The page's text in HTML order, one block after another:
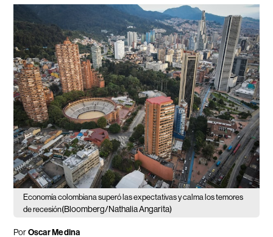
Economía colombiana superó las expectativas y calma los temores
de recesión(Bloomberg/Nathalia Angarita)
PorOscar Medina